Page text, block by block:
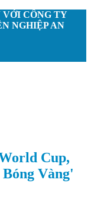
CÔNG TY
NGHIỆP AN
Cup,
Vàng'